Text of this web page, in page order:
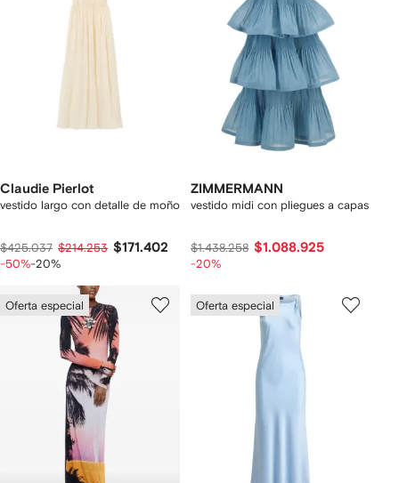
Claudie Pierlot
vestido largo con detalle de moño
$425.037 $214.253 $171.402
-50%-20%
ZIMMERMANN
vestido midi con pliegues a capas
$1.438.258 $1.088.925
-20%
Oferta especial Oferta especial